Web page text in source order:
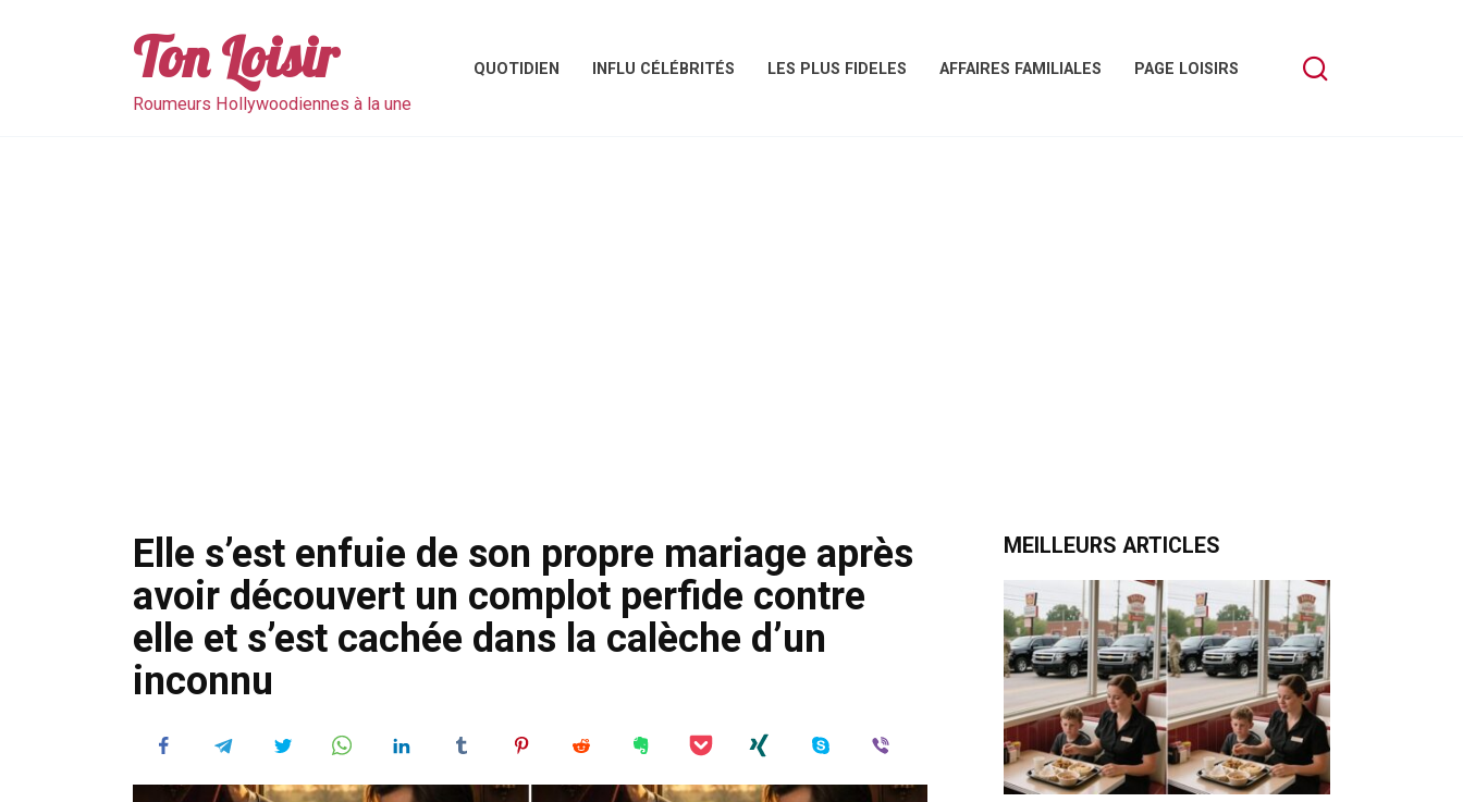
Ton Loisir
Roumeurs Hollywoodiennes à la une
QUOTIDIEN INFLU CÉLÉBRITÉS LES PLUS FIDELES AFFAIRES FAMILIALES PAGE LOISIRS
Elle s’est enfuie de son propre mariage après
avoir découvert un complot perfide contre
elle et s’est cachée dans la calèche d’un
inconnu
MEILLEURS ARTICLES